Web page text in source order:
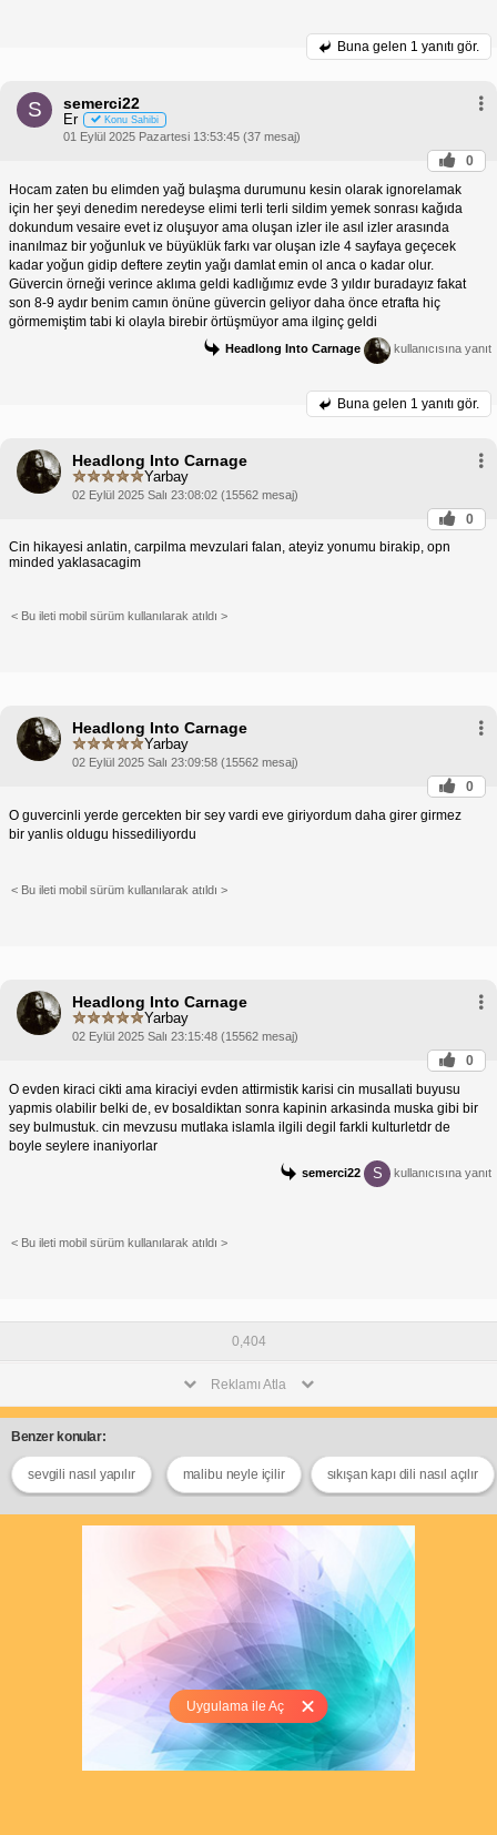
Uygulama ile Aç
Buna gelen 1 yanıtı gör.
S semerci22
Er Konu Sahibi
01 Eylül 2025 Pazartesi 13:53:45 (37 mesaj)
0
Hocam zaten bu elimden yağ bulaşma durumunu kesin olarak ignorelamak
için her şeyi denedim neredeyse elimi terli terli sildim yemek sonrası kağıda
dokundum vesaire evet iz oluşuyor ama oluşan izler ile asıl izler arasında
inanılmaz bir yoğunluk ve büyüklük farkı var oluşan izle 4 sayfaya geçecek
kadar yoğun gidip deftere zeytin yağı damlat emin ol anca o kadar olur.
Güvercin örneği verince aklıma geldi kadlığımız evde 3 yıldır buradayız fakat
son 8-9 aydır benim camın önüne güvercin geliyor daha önce etrafta hiç
görmemiştim tabi ki olayla birebir örtüşmüyor ama ilginç geldi
Headlong Into Carnage kullanıcısına yanıt
Buna gelen 1 yanıtı gör.
Headlong Into Carnage
Yarbay
02 Eylül 2025 Salı 23:08:02 (15562 mesaj)
0
Cin hikayesi anlatin, carpilma mevzulari falan, ateyiz yonumu birakip, opn
minded yaklasacagim
< Bu ileti mobil sürüm kullanılarak atıldı >
Headlong Into Carnage
Yarbay
02 Eylül 2025 Salı 23:09:58 (15562 mesaj)
0
O guvercinli yerde gercekten bir sey vardi eve giriyordum daha girer girmez
bir yanlis oldugu hissediliyordu
< Bu ileti mobil sürüm kullanılarak atıldı >
Headlong Into Carnage
Yarbay
02 Eylül 2025 Salı 23:15:48 (15562 mesaj)
0
O evden kiraci cikti ama kiraciyi evden attirmistik karisi cin musallati buyusu
yapmis olabilir belki de, ev bosaldiktan sonra kapinin arkasinda muska gibi bir
sey bulmustuk. cin mevzusu mutlaka islamla ilgili degil farkli kulturletdr de
boyle seylere inaniyorlar
semerci22 S kullanıcısına yanıt
< Bu ileti mobil sürüm kullanılarak atıldı >
0,404
Reklamı Atla
Benzer konular:
sevgili nasıl yapılır malibu neyle içilir sıkışan kapı dili nasıl açılır